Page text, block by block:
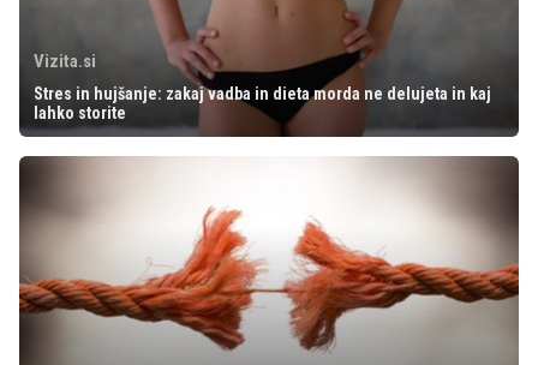
Vizita.si
Stres in hujšanje: zakaj vadba in dieta morda ne delujeta in kaj
lahko storite